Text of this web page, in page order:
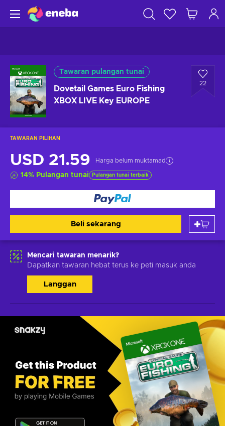
Tawaran pulangan tunai
Dovetail Games Euro Fishing
XBOX LIVE Key EUROPE
22
TAWARAN PILIHAN
USD 21.59 Harga belum muktamad
14% Pulangan tunai Pulangan tunai terbaik
Beli sekarang
Mencari tawaran menarik?
Dapatkan tawaran hebat terus ke peti masuk anda
Langgan